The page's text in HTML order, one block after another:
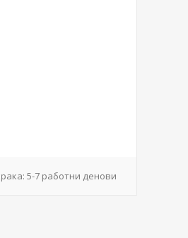
5-7 работни денови